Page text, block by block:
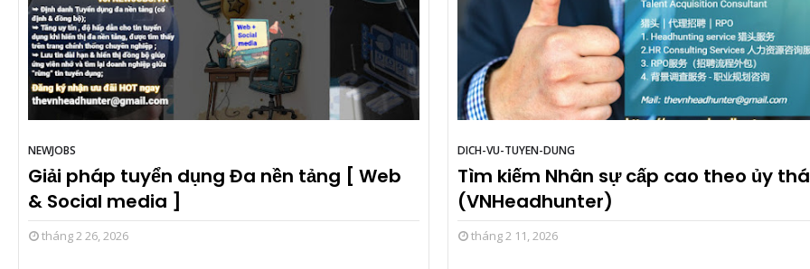
NEWJOBS
Giải pháp tuyển dụng Đa nền tảng [ Web
& Social media ]
tháng 2 26, 2026
DICH-VU-TUYEN-DUNG
Tìm kiếm Nhân sự cấp cao theo ủy
(VNHeadhunter)
tháng 2 11, 2026